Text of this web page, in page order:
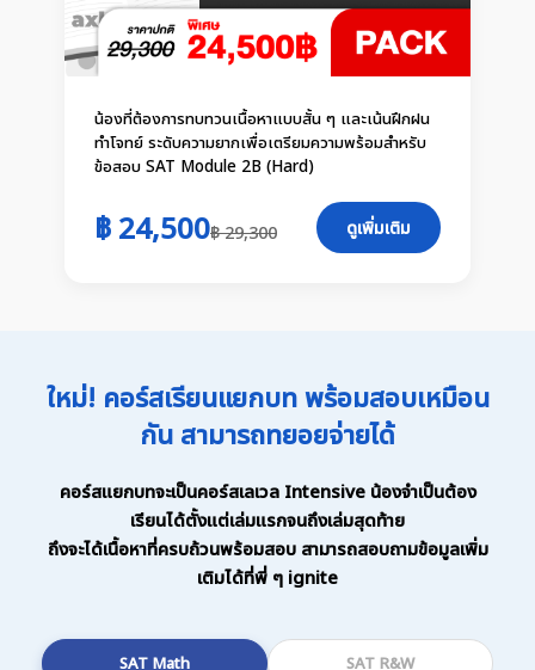
น้องที่ต้องการทบทวนเนื้อหาแบบสั้น ๆ และเน้นฝึกฝน
ทำโจทย์ ระดับความยากเพื่อเตรียมความพร้อมสำหรับ
ข้อสอบ SAT Module 2B (Hard)
฿ 24,500฿ 29,300 ดูเพิ่มเติม
ใหม่! คอร์สเรียนแยกบท พร้อมสอบเหมือน
กัน สามารถทยอยจ่ายได้
คอร์สแยกบทจะเป็นคอร์สเลเวล Intensive น้องจำเป็นต้อง
เรียนได้ตั้งแต่เล่มแรกจนถึงเล่มสุดท้าย
ถึงจะได้เนื้อหาที่ครบถ้วนพร้อมสอบ สามารถสอบถามข้อมูลเพิ่ม
เติมได้ที่พี่ ๆ ignite
SAT Math SAT R&W